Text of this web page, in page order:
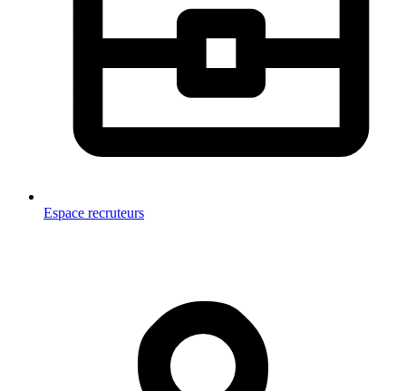
Espace recruteurs